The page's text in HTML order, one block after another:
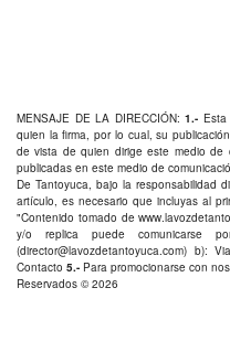
MENSAJE DE LA DIRECCIÓN:1.-
quien la firma, por lo cual, su
de vista de quien dirige este medio de
publicadas en este medio de
De Tantoyuca, bajo la responsabilidad
artículo, es necesario que incluyas al
"Contenido tomado de
y/o replica puede comunicarse
(director@lavozdetantoyuca.com) b):
Contacto 5.- Para promocionarse con
Reservados © 2026